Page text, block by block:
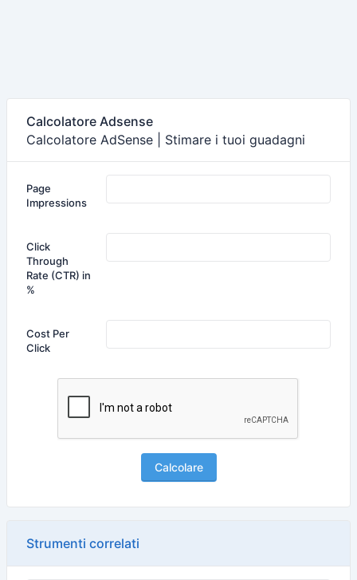
Calcolatore Adsense
Calcolatore AdSense | Stimare i tuoi guadagni
Page
Impressions
Click
Through
Rate (CTR) in
%
Cost Per
Click
Calcolare
Strumenti correlati